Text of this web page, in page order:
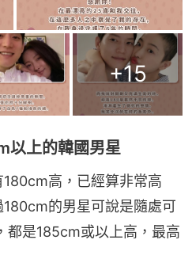
+15
以上的韓國男星
高，已經算非常高
的男星可說是隨處可
都是185cm或以上高，最高